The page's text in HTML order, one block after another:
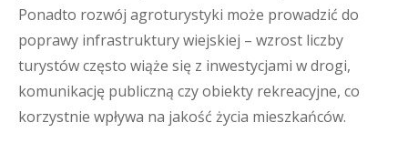
Ponadto rozwój agroturystyki może prowadzić do
poprawy infrastruktury wiejskiej – wzrost liczby
turystów często wiąże się z inwestycjami w drogi,
komunikację publiczną czy obiekty rekreacyjne, co
korzystnie wpływa na jakość życia mieszkańców.